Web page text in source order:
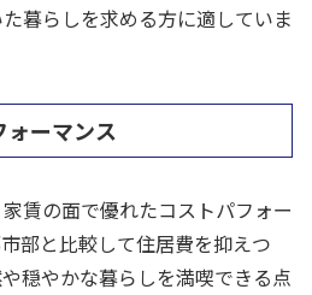
暮らしを求める方に適していま
ーマンス
賃の面で優れたコストパフォー
部と比較して住居費を抑えつ
穏やかな暮らしを満喫できる点